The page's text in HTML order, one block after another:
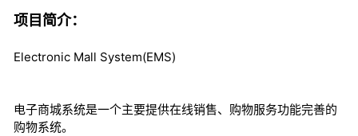
项目简介：
Electronic Mall System(EMS)
电子商城系统是一个主要提供在线销售、购物服务功能完善的
购物系统。